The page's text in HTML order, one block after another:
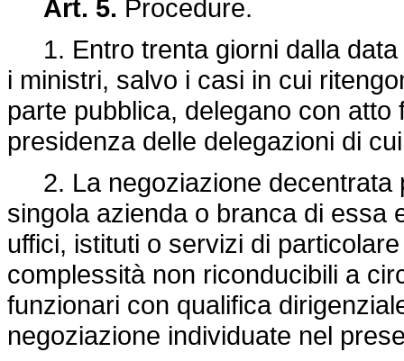
Art. 5. Procedure.
1. Entro trenta giorni dalla data
i ministri, salvo i casi in cui
parte pubblica, delegano con
presidenza delle delegazioni di
2. La negoziazione decentrata
singola azienda o branca di essa
uffici, istituti o servizi di
complessità non riconducibili a
funzionari con qualifica
negoziazione individuate nel